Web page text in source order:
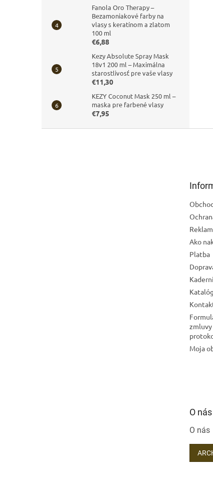
Fanola Oro Therapy –
Bezamoniakové farby na
vlasy s keratínom a zlatom
100 ml
€6,88
Kezy Absolute Spray Mask
18v1 200 ml – Maximálna
starostlivosť pre vaše vlasy
€11,30
KEZY Coconut Mask 250 ml –
maska pre farbené vlasy
€7,95
Ako
Platba
zmluvy
Moja
O nás
O nás